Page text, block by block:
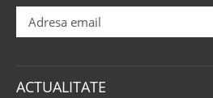
ACTUALITATE